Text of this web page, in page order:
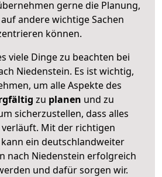
gerne die Planung,
andere wichtige Sachen
können.
viele Dinge zu beachten bei
Niedenstein. Es ist wichtig,
um alle Aspekte des
zu planen und zu
sicherzustellen, dass alles
Mit der richtigen
ein deutschlandweiter
nach Niedenstein erfolgreich
und dafür sorgen wir.